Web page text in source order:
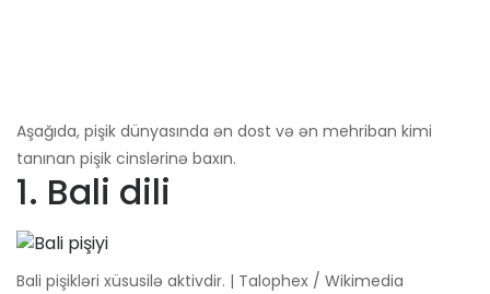
Aşağıda, pişik dünyasında ən dost və ən mehriban kimi
tanınan pişik cinslərinə baxın.
1. Bali dili
Bali pişikləri xüsusilə aktivdir. | Talophex / Wikimedia